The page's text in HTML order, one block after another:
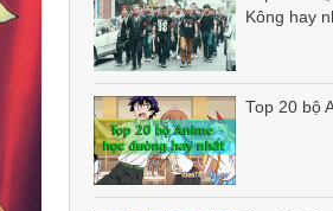
Kông hay
Top 20 bộ